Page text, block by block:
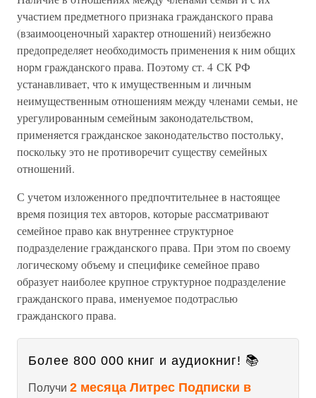
участием предметного признака гражданского права
(взаимооценочный характер отношений) неизбежно
предопределяет необходимость применения к ним общих
норм гражданского права. Поэтому ст. 4 СК РФ
устанавливает, что к имущественным и личным
неимущественным отношениям между членами семьи, не
урегулированным семейным законодательством,
применяется гражданское законодательство постольку,
поскольку это не противоречит существу семейных
отношений.
С учетом изложенного предпочтительнее в настоящее
время позиция тех авторов, которые рассматривают
семейное право как внутреннее структурное
подразделение гражданского права. При этом по своему
логическому объему и специфике семейное право
образует наиболее крупное структурное подразделение
гражданского права, именуемое подотраслью
гражданского права.
Более 800 000 книг и аудиокниг! 📚
Получи 2 месяца Литрес Подписки в